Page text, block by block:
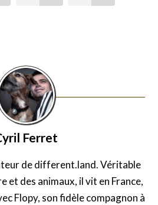
Ferret
de different.land. Véritable
et des animaux, il vit en France,
Flopy, son fidèle compagnon à